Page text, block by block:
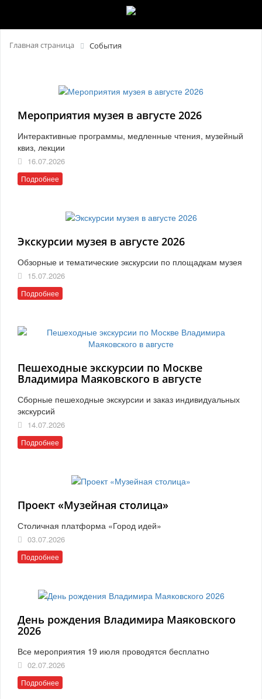
Главная страница События
Мероприятия музея в августе 2026
Интерактивные программы, медленные чтения, музейный
квиз, лекции
16.07.2026
Подробнее
Экскурсии музея в августе 2026
Обзорные и тематические экскурсии по площадкам музея
15.07.2026
Подробнее
Пешеходные экскурсии по Москве
Владимира Маяковского в августе
Сборные пешеходные экскурсии и заказ индивидуальных
экскурсий
14.07.2026
Подробнее
Проект «Музейная столица»
Столичная платформа «Город идей»
03.07.2026
Подробнее
День рождения Владимира Маяковского
2026
Все мероприятия 19 июля проводятся бесплатно
02.07.2026
Подробнее